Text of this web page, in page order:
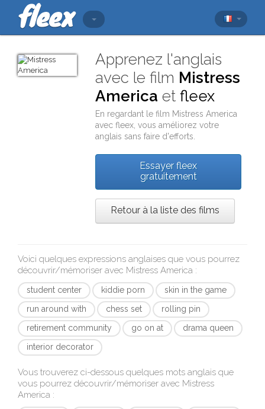
Apprenez l'anglais
avec le film Mistress
America etfleex
En regardant le film Mistress America
avecfleex , vous améliorez votre
anglais sans faire d'efforts.
Essayer fleex
gratuitement
Retour à la liste des films
Voici quelques expressions anglaises que vous pourrez
découvrir/mémoriser avec Mistress America :
student center kiddie porn
skin in the game
run around with
chess set
rolling pin
retirement community
go on at
drama queen
interior decorator
Vous trouverez ci-dessous quelques mots anglais que
vous pourrez découvrir/mémoriser avec Mistress
America :